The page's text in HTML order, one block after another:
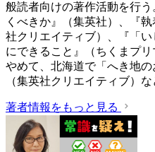
般読者向けの著作活動を行
くべきか』（集英社）、『
社クリエイティブ）、『「
にできること』（ちくまプ
やめて、北海道で「へき地の
（集英社クリエイティブ）な
著者情報をもっと見る